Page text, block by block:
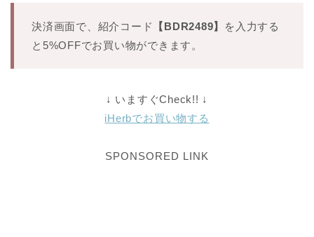
決済画面で、紹介コード 【BDR2489】
を入力する
と5%OFFでお買い物ができます。
↓ いますぐCheck!! ↓
iHerbでお買い物する
SPONSORED LINK